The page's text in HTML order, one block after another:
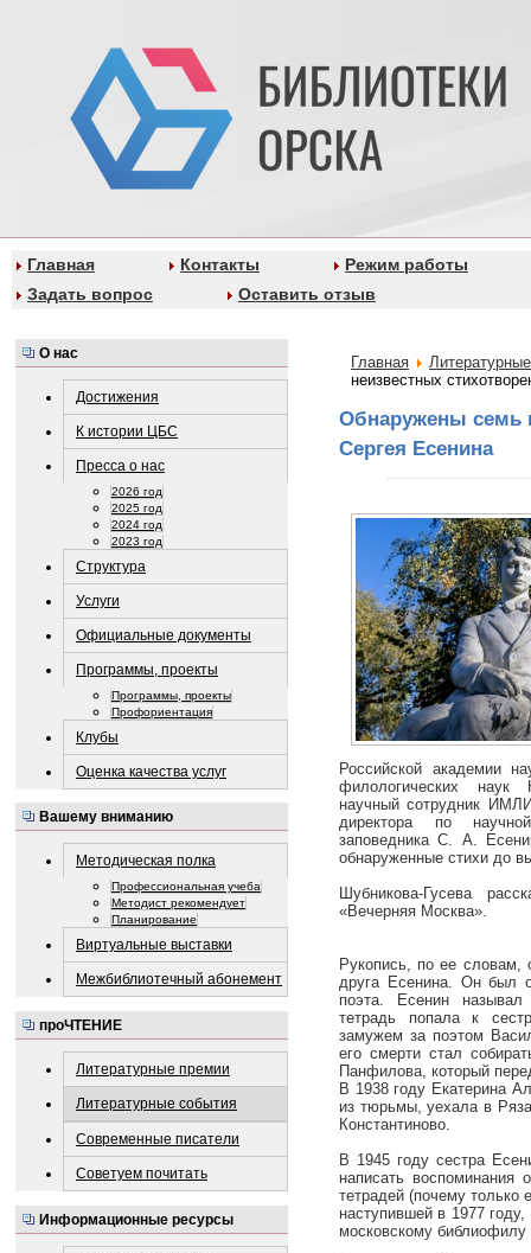
Главная Контакты
Режим работы
Задать вопрос
Оставить отзыв
О нас
Достижения
К истории ЦБС
Пресса о нас
2026 год
2025 год
2024 год
2023 год
Структура
Услуги
Официальные документы
Программы, проекты
Программы, проекты
Профориентация
Клубы
Оценка качества услуг
Вашему вниманию
Методическая полка
Профессиональная учеба
Методист рекомендует
Планирование
Виртуальные выставки
Межбиблиотечный абонемент
проЧТЕНИЕ
Литературные премии
Литературные события
Современные писатели
Советуем почитать
Информационные ресурсы
Главная
неизвестных
Обнаружены семь
Сергея Есенина
Российской академии
филологических наук
научный сотрудник
директора по
заповедника С. А.
обнаруженные стихи до
Шубникова-Гусева
«Вечерняя Москва».
Рукопись, по ее словам,
друга Есенина. Он был
поэта. Есенин
тетрадь попала к
замужем за поэтом
его смерти стал
Панфилова, который
В 1938 году Екатерина
из тюрьмы, уехала в
Константиново.
В 1945 году сестра
написать воспоминания
тетрадей (почему только
наступившей в 1977
московскому